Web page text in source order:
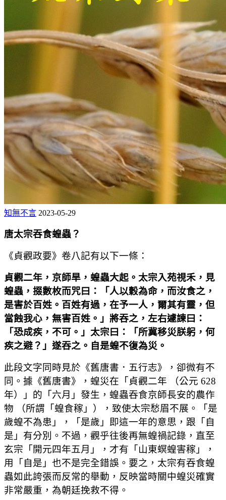
知無不言 2023-05-29
唐太宗吞食蝗蟲？
《貞觀政要》卷八記有以下一條：
貞觀二年，京師旱，蝗蟲大起。太宗入苑視禾，見
蝗蟲，掇數枚而咒曰：「人以穀為命，而汝食之，
是害於百姓。百姓有過，在予一人，爾其有靈，但
當蝕我心，無害百姓。」將吞之，左右遽諫曰：
「恐成疾，不可。」太宗曰：「所冀移災朕躬，何
疾之避？」遂吞之。自是蝗不復為災。
此段文字同時見於《舊唐書．五行志》，卻微有不
同。據《舊唐書》，蝗災在「貞觀二年 （公元 628
年）」的「六月」發生，蝗蟲吞食京師長安的農作
物 （所謂「蝗食稼」），致使太宗愁眉不展。「是
歲蝗不為患」，「是歲」即這一年的意思，跟「自
是」有分別。不過，觀乎往後再無蝗禍記錄，直至
玄宗「開元四年五月」，才有「山東螟蝗害稼」，
用「自是」也不是完全錯誤。要之，太宗有吞食蝗
蟲如此誇張而反常的舉動，反映當時關中蝗災確實
非常嚴重，為朝廷挽救不得。